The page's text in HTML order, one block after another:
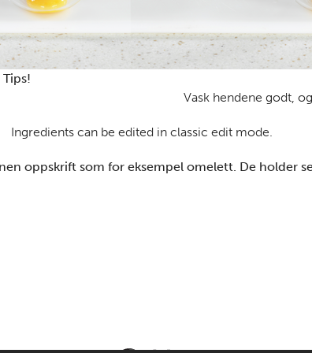
Vask hendene godt,
Ingredients can be edited in classic edit mode.
Tips!
oppskrift som for eksempel omelett. De holder